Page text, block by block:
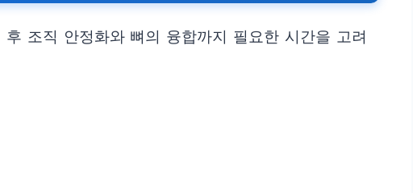
조직 안정화와 뼈의 융합까지 필요한 시간을 고려